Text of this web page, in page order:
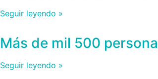
Seguir leyendo »
Más de mil 500
Seguir leyendo »